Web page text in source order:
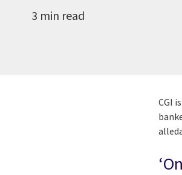
3 min read
CGI